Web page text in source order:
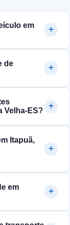
em
de
Itapuã,
em